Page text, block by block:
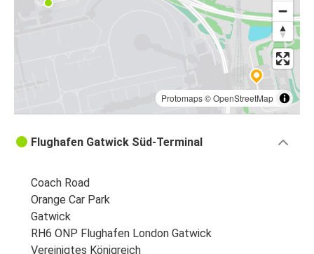
Protomaps©OpenStreetMap
Flughafen Gatwick Süd-Terminal
Coach Road
Orange Car Park
Gatwick
RH6 ONP Flughafen London Gatwick
Vereinigtes Königreich